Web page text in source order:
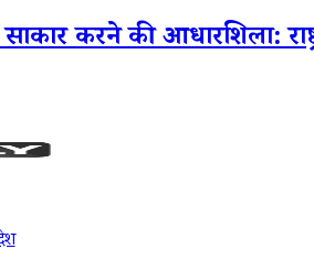
करने की आधारशिला: